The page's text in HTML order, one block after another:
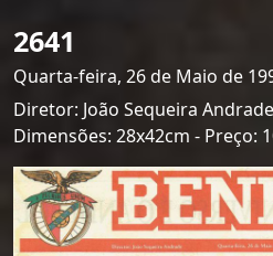
2641
Quarta-feira, 26 de Maio de
Diretor: João Sequeira
Dimensões: 28x42cm - Preço: